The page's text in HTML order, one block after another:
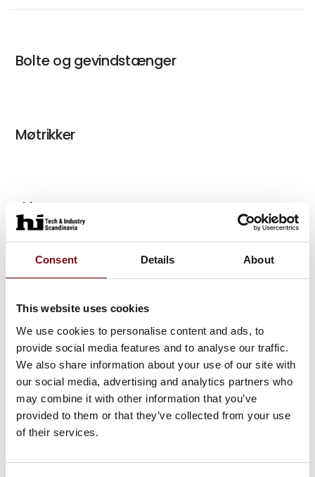
Consent Details About
This website uses cookies
We use cookies to personalise content and ads, to
provide social media features and to analyse our traffic.
We also share information about your use of our site with
our social media, advertising and analytics partners who
may combine it with other information that you’ve
provided to them or that they’ve collected from your use
of their services.
Bolte og gevindstænger
Møtrikker
Skiver
Skruer
Fixing
U-bøjler - standard og specielle